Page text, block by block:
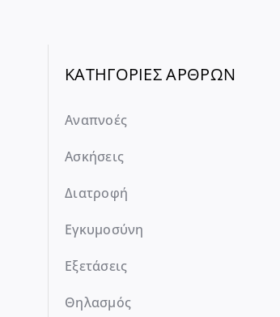
ΚΑΤΗΓΟΡΙΕΣ ΑΡΘΡΩΝ
Αναπνοές
Ασκήσεις
Διατροφή
Εγκυμοσύνη
Εξετάσεις
Θηλασμός